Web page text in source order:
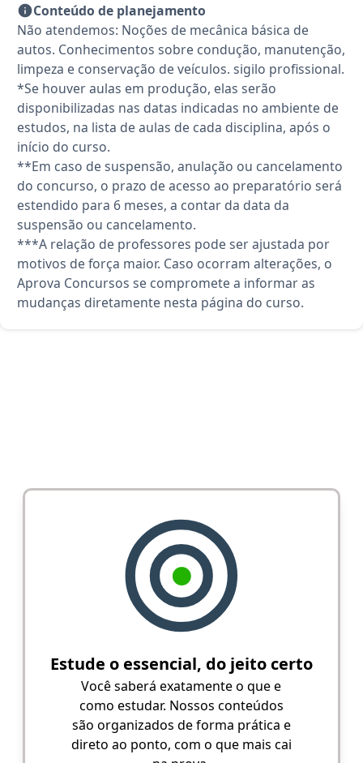
Conteúdo de planejamento
Não atendemos: Noções de mecânica básica de
autos. Conhecimentos sobre condução, manutenção,
limpeza e conservação de veículos. sigilo profissional.
*Se houver aulas em produção, elas serão
disponibilizadas nas datas indicadas no ambiente de
estudos, na lista de aulas de cada disciplina, após o
início do curso.
**Em caso de suspensão, anulação ou cancelamento
do concurso, o prazo de acesso ao preparatório será
estendido para 6 meses, a contar da data da
suspensão ou cancelamento.
***A relação de professores pode ser ajustada por
motivos de força maior. Caso ocorram alterações, o
Aprova Concursos se compromete a informar as
mudanças diretamente nesta página do curso.
Estude o essencial, do jeito certo
Você saberá exatamente o que e
como estudar. Nossos conteúdos
são organizados de forma prática e
direto ao ponto, com o que mais cai